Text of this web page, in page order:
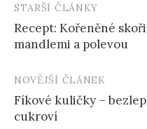
Post
navigation
STARŠÍ ČLÁNKY
Recept: Kořeněné
mandlemi a polevou
NOVĚJŠÍ ČLÁNEK
Fíkové kuličky –
cukroví